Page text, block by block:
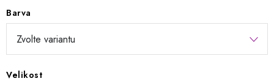
Barva
Velikost